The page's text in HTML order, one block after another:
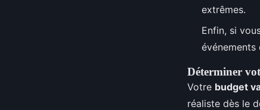
extrêmes.
Enfin, si
événements
Déterminer
Votre budget
réaliste dès le